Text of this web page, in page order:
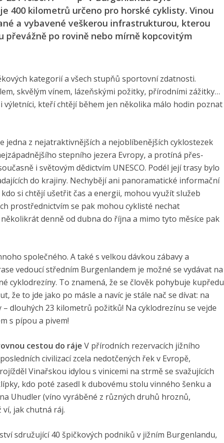
400 kilometrů určeno pro horské cyklisty. Vinou
a vybavené veškerou infrastrukturou, kterou
po rovině nebo mírně kopcovitým
kategorií a všech stupňů sportovní zdatnosti.
skvělým vínem, lázeňskými požitky, přírodními zážitky…
kteří chtějí během jen několika málo hodin poznat
jedna z nejatraktiv­nějších a nejoblíbenějších cyklostezek
stepního jezera Evropy, a protíná přes-
i světovým dědictvím UNESCO. Podél její trasy bylo
do krajiny. Nechybějí ani panoramatické informační
si chtějí ušetřit čas a energii, mohou využít služeb
prostřednictvím se pak mohou cyklisté nechat
denně od dubna do října a mimo tyto měsíce pak
společného. A také s velkou dávkou zábavy a
vedoucí středním Burgenlandem je možné se vydávat na
cyklodrezíny. To znamená, že se člověk pohybuje kupředu
že to jde jako po másle a navíc je stále nač se dívat: na
dlouhých 23 kilometrů požitků! Na cyklodrezínu se vejde
s pípou a pivem!
cestou do ráje V přírodních rezervacích jižního
civilizací zcela nedotčených řek v Evropě,
Vinařskou idylou s vinicemi na strmě se svažujících
kdo poté zasedl k dubovému stolu vinného šenku a
Uhudler (víno vyráběné z různých druhů hroznů,
jak chutná ráj.
sdružující 40 špičkových podniků v jižním Burgenlandu,